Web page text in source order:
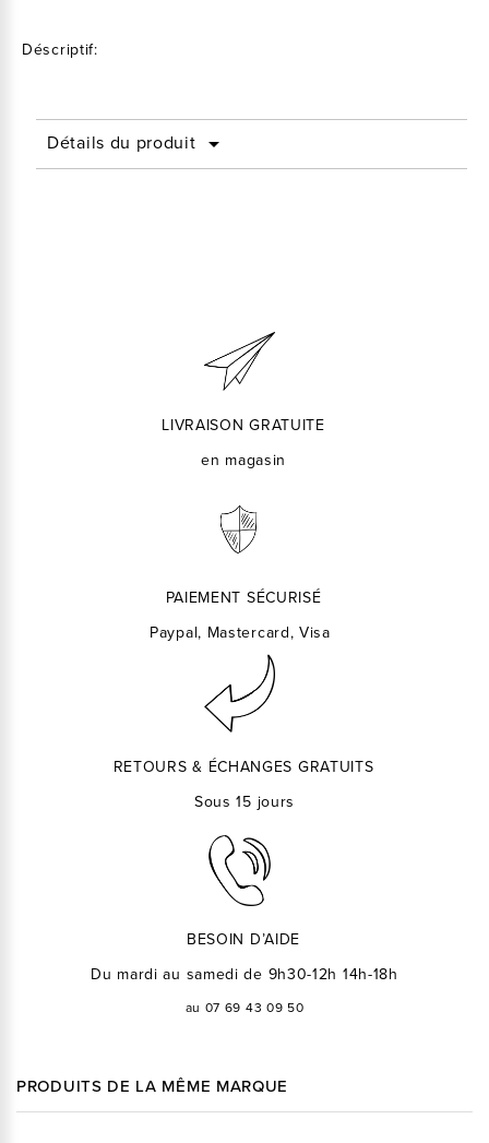
Déscriptif:
Détails du produit 
LIVRAISON GRATUITE
en magasin
PAIEMENT SÉCURISÉ
Paypal, Mastercard, Visa
RETOURS & ÉCHANGES GRATUITS
Sous 15 jours
BESOIN D’AIDE
Du mardi au samedi de 9h30-12h 14h-18h
au 07 69 43 09 50
PRODUITS DE LA MÊME MARQUE